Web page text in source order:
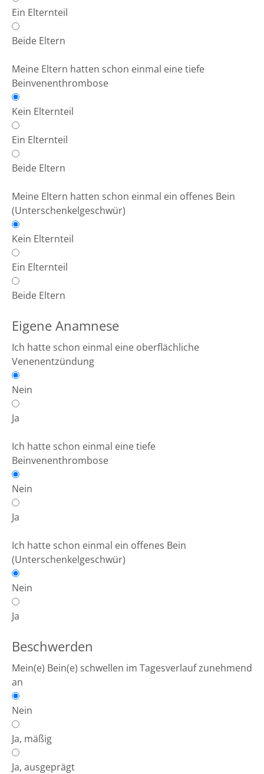
Ein Elternteil
Beide Eltern
Meine Eltern hatten schon einmal eine tiefe
Beinvenenthrombose
Kein Elternteil
Ein Elternteil
Beide Eltern
Meine Eltern hatten schon einmal ein offenes Bein
(Unterschenkelgeschwür)
Kein Elternteil
Ein Elternteil
Beide Eltern
Eigene Anamnese
Ich hatte schon einmal eine oberflächliche
Venenentzündung
Nein
Ja
Ich hatte schon einmal eine tiefe
Beinvenenthrombose
Nein
Ja
Ich hatte schon einmal ein offenes Bein
(Unterschenkelgeschwür)
Nein
Ja
Beschwerden
Mein(e) Bein(e) schwellen im Tagesverlauf zunehmend
an
Nein
Ja, mäßig
Ja, ausgeprägt